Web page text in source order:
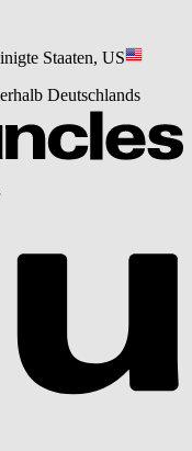
Staaten, US
Deutschlands